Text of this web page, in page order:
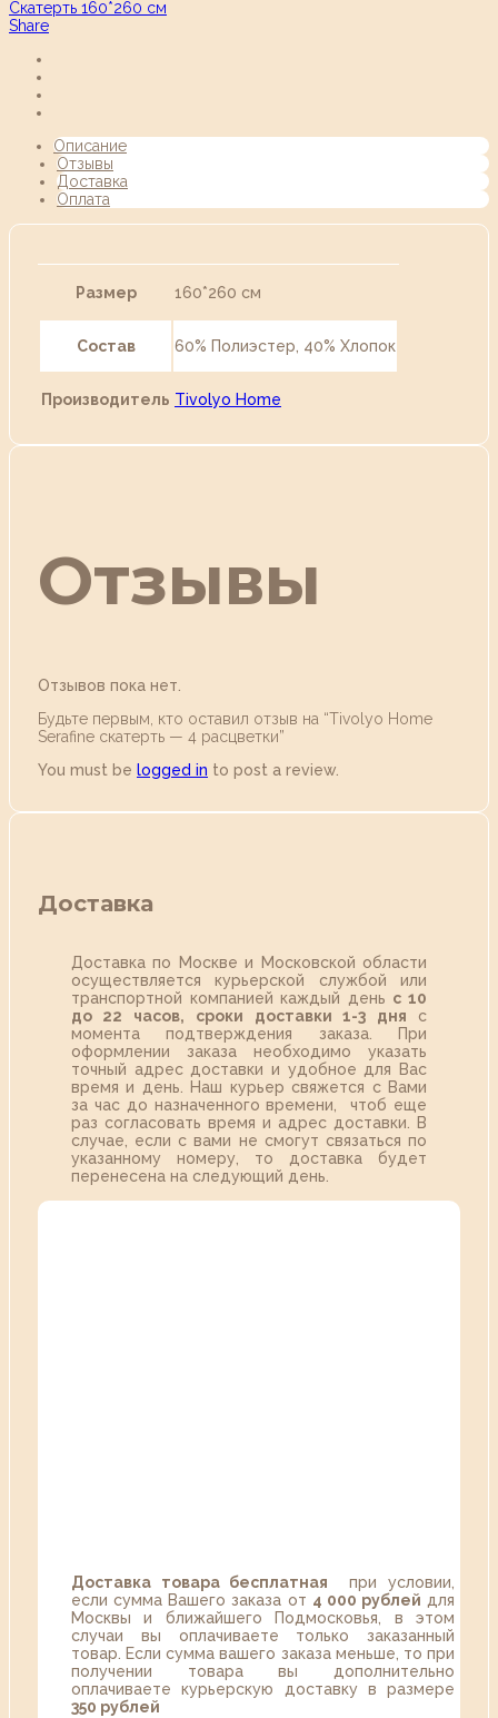
Скатерть 160*260 см
Share
Описание
Отзывы
Доставка
Оплата
Размер 160*260 см
Состав 60% Полиэстер, 40% Хлопок
Производитель Tivolyo Home
Отзывы
Отзывов пока нет.
Будьте первым, кто оставил отзыв на “Tivolyo Home
Serafine скатерть — 4 расцветки”
You must be logged in to post a review.
Доставка
Доставка по Москве и Московской области
осуществляется курьерской службой или
транспортной компанией каждый день с 10
до 22 часов,
сроки доставки 1-3 дня с
момента подтверждения заказа. При
оформлении заказа необходимо указать
точный адрес доставки и удобное для Вас
время и день. Наш курьер свяжется с Вами
за час до назначенного времени, чтоб еще
раз согласовать время и адрес доставки. В
случае, если с вами не смогут связаться по
указанному номеру, то доставка будет
перенесена на следующий день.
Доставка товара бесплатная при условии,
если сумма Вашего заказа от 4 000 рублей для
Москвы и ближайшего Подмосковья, в этом
случаи вы оплачиваете только заказанный
товар. Если сумма вашего заказа меньше, то при
получении товара вы дополнительно
оплачиваете курьерскую доставку в размере
350 рублей